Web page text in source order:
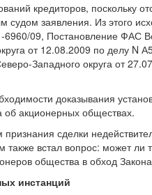
кредиторов, поскольку
заявления. Из этого
09, Постановление ФАС
от 12.08.2009 по делу N
Западного округа от
доказывания
об акционерных обществах.
сделки
также встал вопрос: может
общества в обход
инстанций